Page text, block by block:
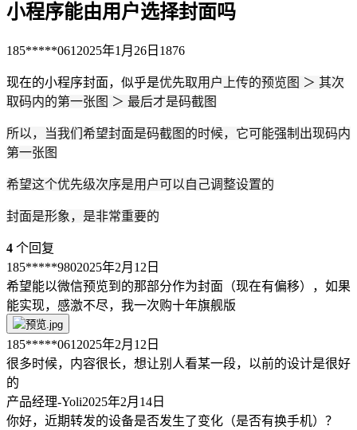
小程序能由用户选择封面吗
185*****061 2025年1月26日 1876
现在的小程序封面，似乎是优先取用户上传的预览图 ＞ 其次
取码内的第一张图 ＞ 最后才是码截图
所以，当我们希望封面是码截图的时候，它可能强制出现码内
第一张图
希望这个优先级次序是用户可以自己调整设置的
封面是形象，是非常重要的
4 个回复
185*****9802025年2月12日
希望能以微信预览到的那部分作为封面（现在有偏移），如果
能实现，感激不尽，我一次购十年旗舰版
185*****061 2025年2月12日
很多时候，内容很长，想让别人看某一段，以前的设计是很好
的
产品经理-Yoli2025年2月14日
你好，近期转发的设备是否发生了变化（是否有换手机）？